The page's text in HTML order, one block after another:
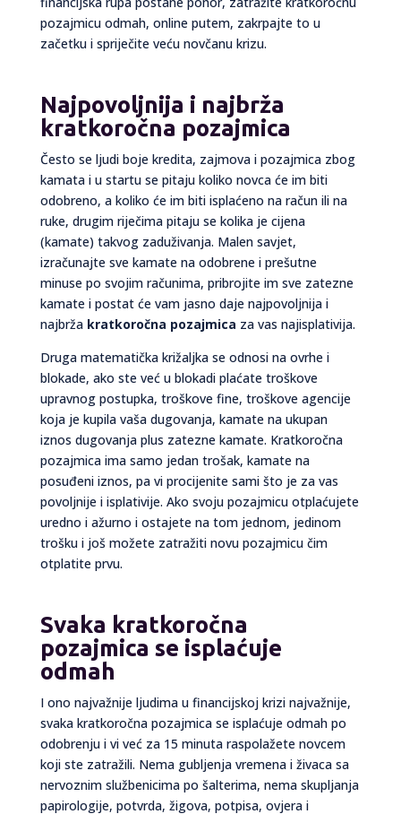
pozajmicu odmah, online putem, zakrpajte to u
začetku i spriječite veću novčanu krizu.
Najpovoljnija i najbrža
kratkoročna pozajmica
Često se ljudi boje kredita, zajmova i pozajmica zbog
kamata i u startu se pitaju koliko novca će im biti
odobreno, a koliko će im biti isplaćeno na račun ili na
ruke, drugim riječima pitaju se kolika je cijena
(kamate) takvog zaduživanja. Malen savjet,
izračunajte sve kamate na odobrene i prešutne
minuse po svojim računima, pribrojite im sve zatezne
kamate i postat će vam jasno daje najpovoljnija i
najbrža kratkoročna pozajmica za vas najisplativija.
Druga matematička križaljka se odnosi na ovrhe i
blokade, ako ste već u blokadi plaćate troškove
upravnog postupka, troškove fine, troškove agencije
koja je kupila vaša dugovanja, kamate na ukupan
iznos dugovanja plus zatezne kamate. Kratkoročna
pozajmica ima samo jedan trošak, kamate na
posuđeni iznos, pa vi procijenite sami što je za vas
povoljnije i isplativije. Ako svoju pozajmicu otplaćujete
uredno i ažurno i ostajete na tom jednom, jedinom
trošku i još možete zatražiti novu pozajmicu čim
otplatite prvu.
Svaka kratkoročna
pozajmica se isplaćuje
odmah
I ono najvažnije ljudima u financijskoj krizi najvažnije,
svaka kratkoročna pozajmica se isplaćuje odmah po
odobrenju i vi već za 15 minuta raspolažete novcem
koji ste zatražili. Nema gubljenja vremena i živaca sa
nervoznim službenicima po šalterima, nema skupljanja
papirologije, potvrda, žigova, potpisa, ovjera i